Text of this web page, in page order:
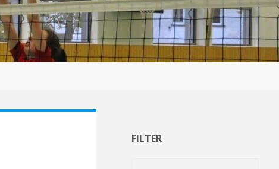
SUCHEN
FILTER